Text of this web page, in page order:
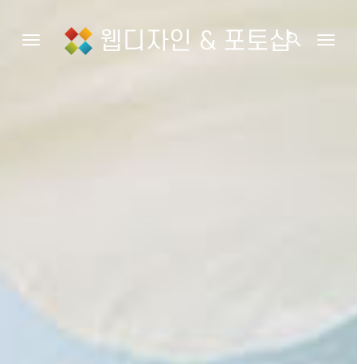
Toggle navigation웹디자인 & 포토샵search